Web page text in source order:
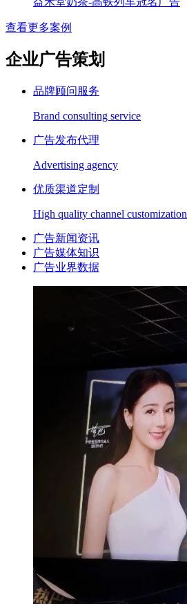
查看更多案例
企业广告策划
品牌顾问服务
Brand consulting service
广告发布代理
Advertising agency
优质渠道定制
High quality channel customization
广告新闻资讯
广告媒体知识
广告业界数据